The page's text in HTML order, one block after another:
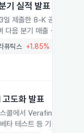
기 실적 발표
출한 8‑K 공시로 상장
음 분기 매출 성장세 전
퓨틱스 +1.85%
도화 발표
에서 Verafin 매출이
타 테스트 등 기술 고도화